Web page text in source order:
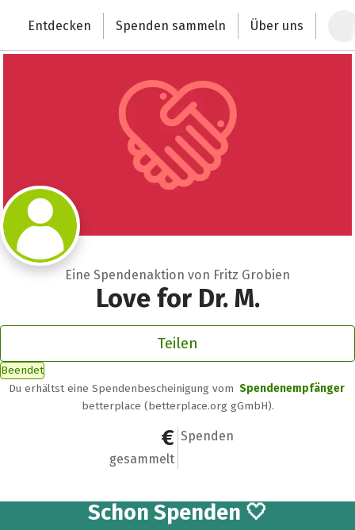
Deutschlands größte Spendenplattform
Entdecken Spenden sammeln Über uns
Eine Spendenaktion von Fritz Grobien
Love for Dr. M.
Teilen
Beendet
Du erhältst eine Spendenbescheinigung vom Spendenempfänger
betterplace (betterplace.org gGmbH).
900 €
gesammelt
28
Spenden
Schon 28
Spenden 🤍